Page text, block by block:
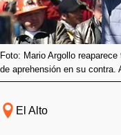
Foto: Mario Argollo
de aprehensión en su contra.
El Alto